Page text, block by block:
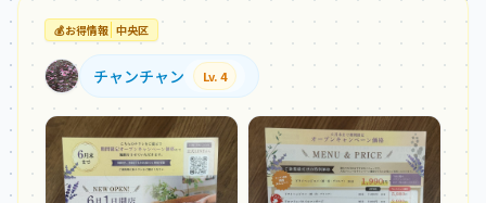
💰お得情報 中央区
チャンチャン Lv. 4